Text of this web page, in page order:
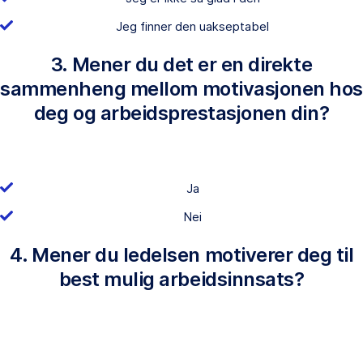
Jeg finner den uakseptabel
3. Mener du det er en direkte
sammenheng mellom motivasjonen hos
deg og arbeidsprestasjonen din?
Ja
Nei
4. Mener du ledelsen motiverer deg til
best mulig arbeidsinnsats?